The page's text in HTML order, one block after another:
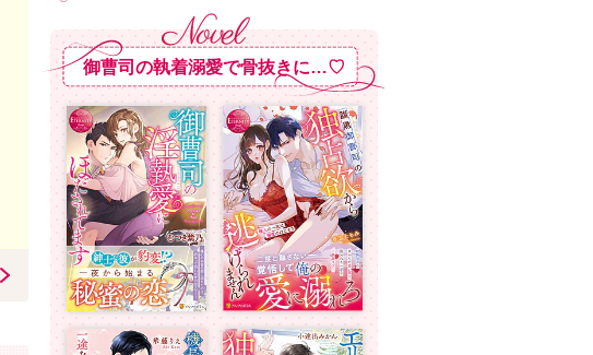
御曹司の執着溺愛で骨抜きに…♡